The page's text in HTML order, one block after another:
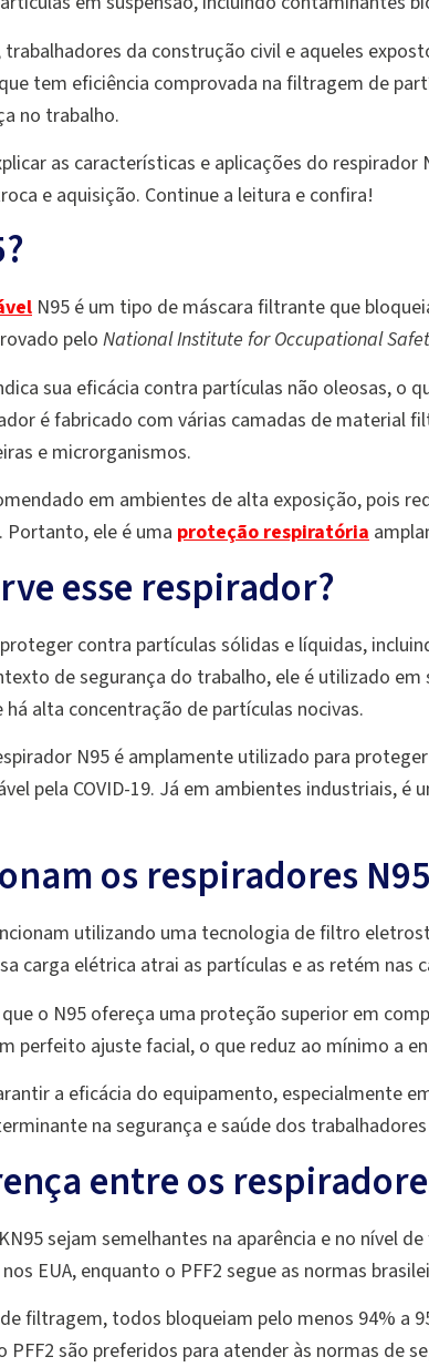
da construção civil e aqueles
tem eficiência comprovada na filtragem de
no trabalho.
as características e aplicações do
e aquisição. Continue a leitura e confira!
N95 é um tipo de máscara filtrante que
pelo National Institute for Occupational
sua eficácia contra partículas não oleosas, o
é fabricado com várias camadas de material
e microrganismos.
em ambientes de alta exposição, pois
ele é uma proteção respiratória
esse respirador?
contra partículas sólidas e líquidas,
de segurança do trabalho, ele é utilizado
alta concentração de partículas nocivas.
N95 é amplamente utilizado para
pela COVID-19. Já em ambientes industriais,
os respiradores
utilizando uma tecnologia de filtro
carga elétrica atrai as partículas e as retém nas
o N95 ofereça uma proteção superior em
perfeito ajuste facial, o que reduz ao mínimo a
a eficácia do equipamento, especialmente
na segurança e saúde dos
entre os
sejam semelhantes na aparência e no nível
EUA, enquanto o PFF2 segue as normas
filtragem, todos bloqueiam pelo menos 94% a
PFF2 são preferidos para atender às normas de